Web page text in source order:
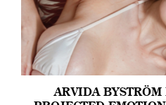
ARVIDA BYSTRÖM